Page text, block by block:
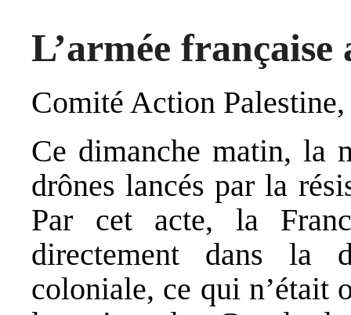
L’armée française
Comité Action
Ce dimanche matin, la
drônes lancés par la
Par cet acte, la
directement dans la
coloniale, ce qui n’était